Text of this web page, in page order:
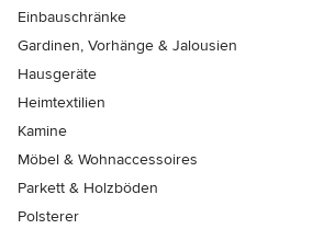
Einbauschränke
Gardinen, Vorhänge & Jalousien
Hausgeräte
Heimtextilien
Kamine
Möbel & Wohnaccessoires
Parkett & Holzböden
Polsterer